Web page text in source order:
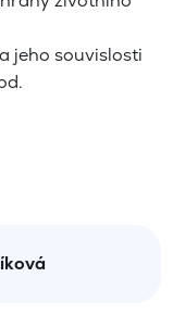
jeho souvislosti